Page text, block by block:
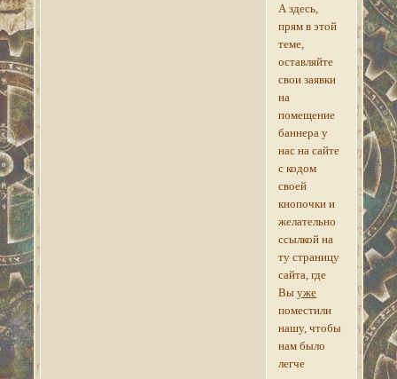
А здесь,
прям в этой
теме,
оставляйте
свои заявки
на
помещение
баннера у
нас на сайте
с кодом
своей
кнопочки и
желательно
ссылкой на
ту страницу
сайта, где
Выуже
поместили
нашу, чтобы
нам было
легче